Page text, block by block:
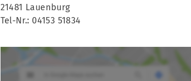
21481 Lauenburg
Tel-Nr.: 04153 51834